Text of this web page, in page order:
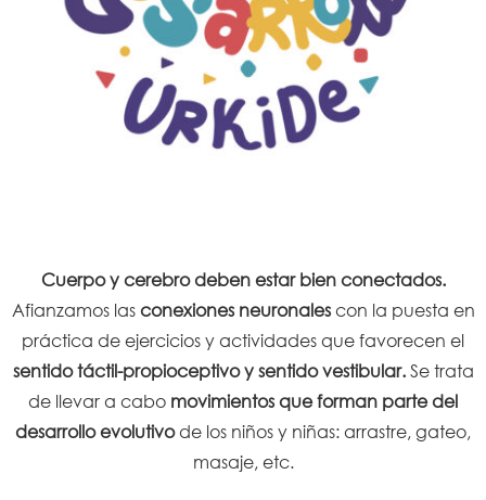
Cuerpo y cerebro deben estar bien conectados.
Afianzamos lasconexiones neuronalescon la puesta en
práctica de ejercicios y actividades que favorecen el
sentido táctil-propioceptivo y sentido vestibular.Se trata
de llevar a cabo movimientos que forman parte del
desarrollo evolutivode los niños y niñas: arrastre, gateo,
masaje, etc.